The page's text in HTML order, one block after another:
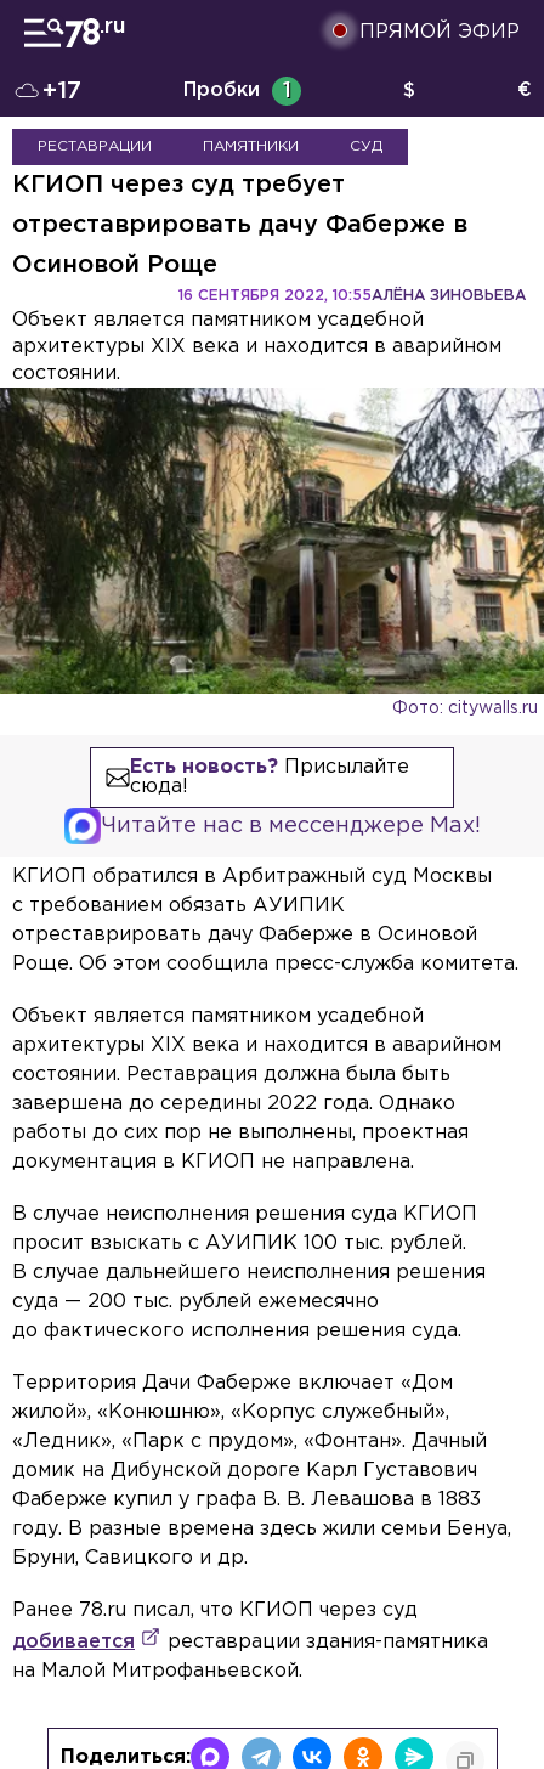
ПРЯМОЙ ЭФИР
+17 Пробки 1 $ €
РЕСТАВРАЦИИ ПАМЯТНИКИ СУД
КГИОП через суд требует
отреставрировать дачу Фаберже в
Осиновой Роще
АЛЁНА ЗИНОВЬЕВА
16 СЕНТЯБРЯ 2022, 10:55
Объект является памятником усадебной
архитектуры XIX века и находится в аварийном
состоянии.
Фото: citywalls.ru
Есть новость?Присылайте
сюда!
Читайте нас в мессенджере Max!
КГИОП обратился в Арбитражный суд Москвы
с требованием обязать АУИПИК
отреставрировать дачу Фаберже в Осиновой
Роще. Об этом сообщила пресс-служба комитета.
Объект является памятником усадебной
архитектуры XIX века и находится в аварийном
состоянии. Реставрация должна была быть
завершена до середины 2022 года. Однако
работы до сих пор не выполнены, проектная
документация в КГИОП не направлена.
В случае неисполнения решения суда КГИОП
просит взыскать с АУИПИК 100 тыс. рублей.
В случае дальнейшего неисполнения решения
суда — 200 тыс. рублей ежемесячно
до фактического исполнения решения суда.
Территория Дачи Фаберже включает «Дом
жилой», «Конюшню», «Корпус служебный»,
«Ледник», «Парк с прудом», «Фонтан». Дачный
домик на Дибунской дороге Карл Густавович
Фаберже купил у графа В. В. Левашова в 1883
году. В разные времена здесь жили семьи Бенуа,
Бруни, Савицкого и др.
Ранее 78.ru писал, что КГИОП через суд
добивается
реставрации здания-памятника
на Малой Митрофаньевской.
Поделиться: